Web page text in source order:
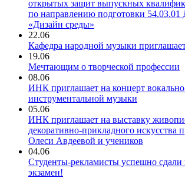
открытых защит выпускных
по направлению подготовки 54.03.01
«Дизайн среды»
22.06
Кафедра народной музыки
19.06
Мечтающим о творческой профессии
08.06
ИНК приглашает на концерт
инструментальной музыки
05.06
ИНК приглашает на выставку
декоративно-прикладного искусства
Олеси Авдеевой и учеников
04.06
Студенты-рекламисты успешно сдали
экзамен!